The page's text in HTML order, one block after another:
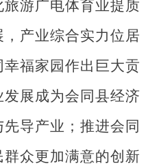
游广电体育业提质
产业综合实力位居
福家园作出巨大贡
展成为会同县经济
导产业；推进会同
众更加满意的创新